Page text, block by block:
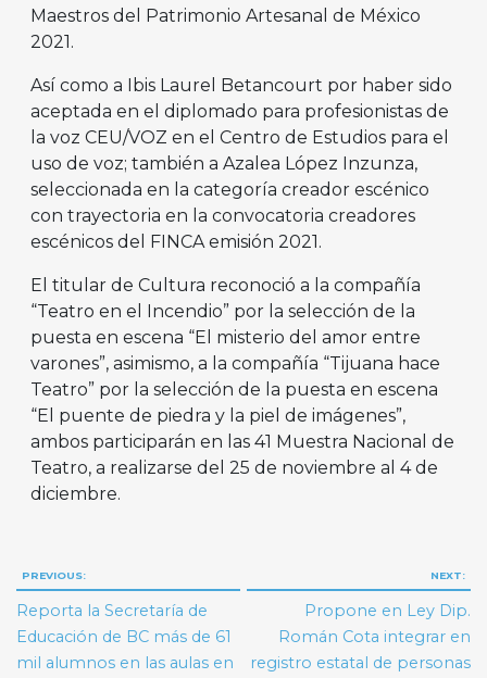
Maestros del Patrimonio Artesanal de México
2021.
Así como a Ibis Laurel Betancourt por haber sido
aceptada en el diplomado para profesionistas de
la voz CEU/VOZ en el Centro de Estudios para el
uso de voz; también a Azalea López Inzunza,
seleccionada en la categoría creador escénico
con trayectoria en la convocatoria creadores
escénicos del FINCA emisión 2021.
El titular de Cultura reconoció a la compañía
“Teatro en el Incendio” por la selección de la
puesta en escena “El misterio del amor entre
varones”, asimismo, a la compañía “Tijuana hace
Teatro” por la selección de la puesta en escena
“El puente de piedra y la piel de imágenes”,
ambos participarán en las 41 Muestra Nacional de
Teatro, a realizarse del 25 de noviembre al 4 de
diciembre.
Navegación
de
entradas
PREVIOUS:
Reporta la Secretaría de
Educación de BC más de 61
mil alumnos en las aulas en
NEXT:
Propone en Ley Dip.
Román Cota integrar en
registro estatal de personas